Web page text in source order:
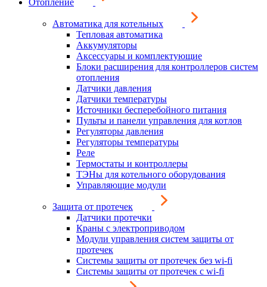
Отопление
Автоматика для котельных
Тепловая автоматика
Аккумуляторы
Аксессуары и комплектующие
Блоки расширения для контроллеров систем
отопления
Датчики давления
Датчики температуры
Источники бесперебойного питания
Пульты и панели управления для котлов
Регуляторы давления
Регуляторы температуры
Реле
Термостаты и контроллеры
ТЭНы для котельного оборудования
Управляющие модули
Защита от протечек
Датчики протечки
Краны с электроприводом
Модули управления систем защиты от
протечек
Системы защиты от протечек без wi-fi
Системы защиты от протечек с wi-fi